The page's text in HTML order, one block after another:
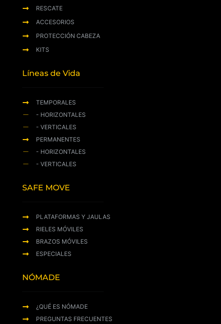
RESCATE
ACCESORIOS
PROTECCIÓN CABEZA
KITS
Líneas de Vida
TEMPORALES
- HORIZONTALES
- VERTICALES
PERMANENTES
- HORIZONTALES
- VERTICALES
SAFE MOVE
PLATAFORMAS Y JAULAS
RIELES MÓVILES
BRAZOS MÓVILES
ESPECIALES
NÓMADE
¿QUÉ ES NÓMADE
PREGUNTAS FRECUENTES